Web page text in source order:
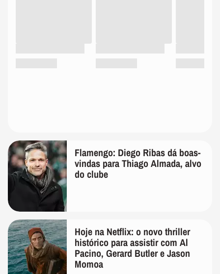
Flamengo: Diego Ribas dá boas-
vindas para Thiago Almada, alvo
do clube
Hoje na Netflix: o novo thriller
histórico para assistir com Al
Pacino, Gerard Butler e Jason
Momoa